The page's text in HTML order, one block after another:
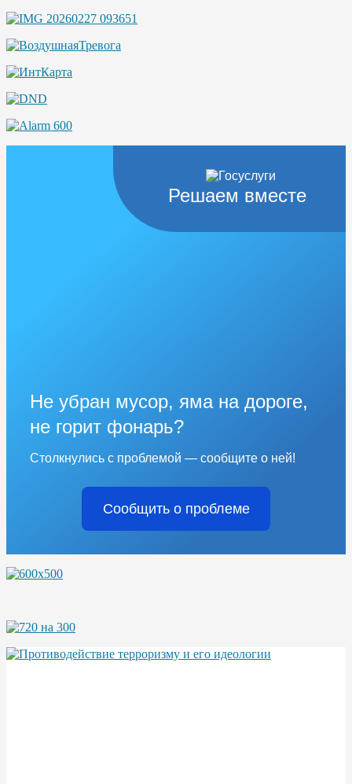
Решаем вместе
Не убран мусор, яма на дороге,
не горит фонарь?
Столкнулись с проблемой — сообщите о ней!
Сообщить о проблеме